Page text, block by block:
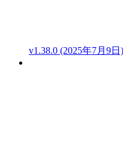
v1.38.0 (2025年7月9日)